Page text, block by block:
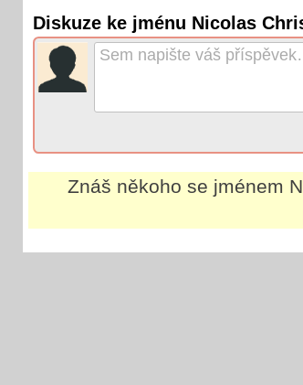
Diskuze ke jménu Nicolas
Znáš někoho se jménem